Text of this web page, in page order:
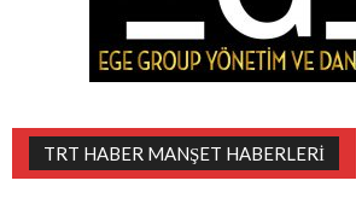
TRT HABER MANŞET HABERLERI